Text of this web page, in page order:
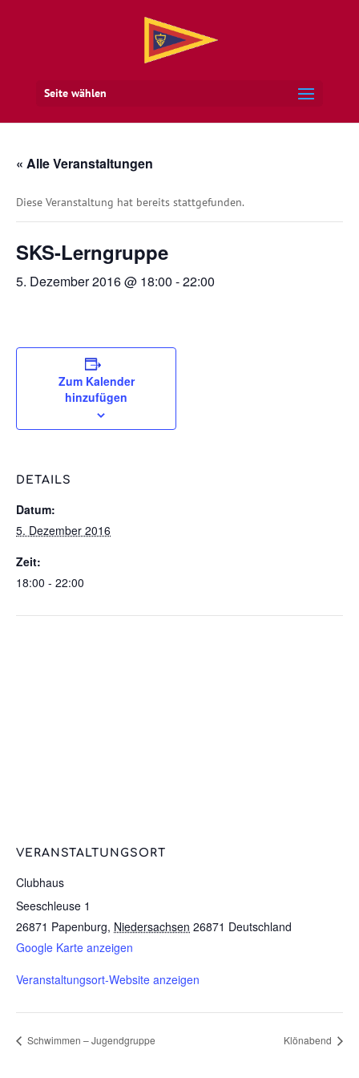
Seite wählen
« Alle Veranstaltungen
Diese Veranstaltung hat bereits stattgefunden.
SKS-Lerngruppe
5. Dezember 2016 @ 18:00 -22:00
Zum Kalender
hinzufügen
DETAILS
Datum:
5. Dezember 2016
Zeit:
18:00 - 22:00
VERANSTALTUNGSORT
Clubhaus
Seeschleuse 1
26871 Papenburg, Niedersachsen 26871 Deutschland
Google Karte anzeigen
Veranstaltungsort-Website anzeigen
Schwimmen – Jugendgruppe Klönabend